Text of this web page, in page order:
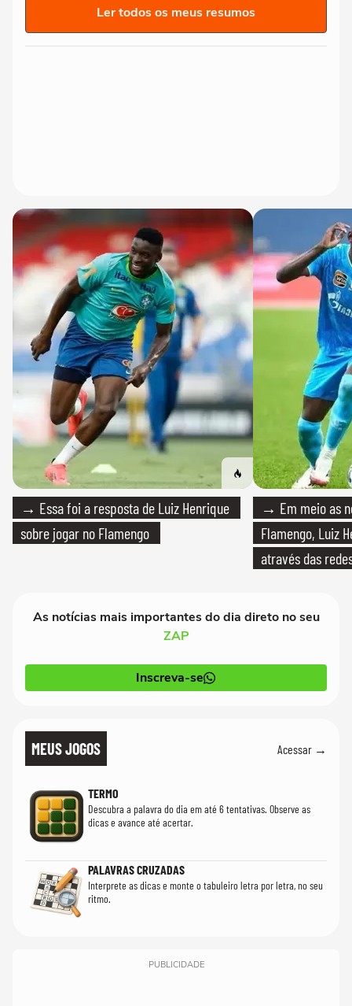
Ler todos os meus resumos
→ Essa foi a resposta de Luiz Henrique
sobre jogar no Flamengo
→ Em meio as
Flamengo, Luiz
através das
As notícias mais importantes do dia direto no seu
ZAP
Inscreva-se
MEUS JOGOS Acessar →
TERMO
Descubra a palavra do dia em até 6 tentativas. Observe as
dicas e avance até acertar.
PALAVRAS CRUZADAS
Interprete as dicas e monte o tabuleiro letra por letra, no seu
ritmo.
PUBLICIDADE